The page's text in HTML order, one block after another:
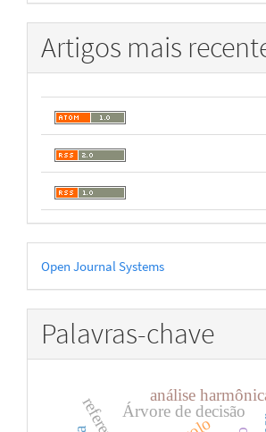
Artigos mais
Desenvolvido
por
Open Journal Systems
Palavras-chave
Árvore de decisão
análise